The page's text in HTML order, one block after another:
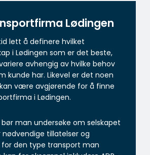
Lødingen
lett å definere hvilket
i Lødingen som er det beste,
avhengig av hvilke behov
kunde har. Likevel er det noen
være avgjørende for å finne
i Lødingen.
man undersøke om selskapet
nødvendige tillatelser og
den type transport man